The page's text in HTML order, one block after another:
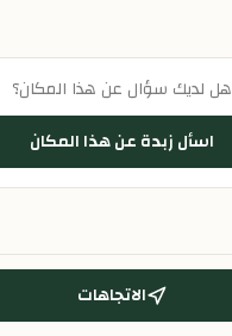
هل لديك سؤال عن هذا المكان؟
اسأل زبدة عن هذا المكان
الاتجاهات